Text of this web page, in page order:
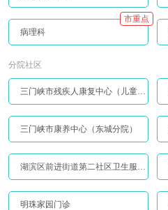
病理科
市重点
分院社区
三门峡市残疾人康复中心（儿童康复中心）
三门峡市康养中心（东城分院）
湖滨区前进街道第二社区卫生服务站
明珠家园门诊